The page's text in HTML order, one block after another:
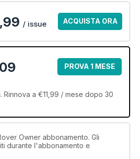
/ issue ACQUISTA ORA
PROVA 1 MESE
a €11,99 / mese dopo 30
Owner abbonamento. Gli
durante l'abbonamento e